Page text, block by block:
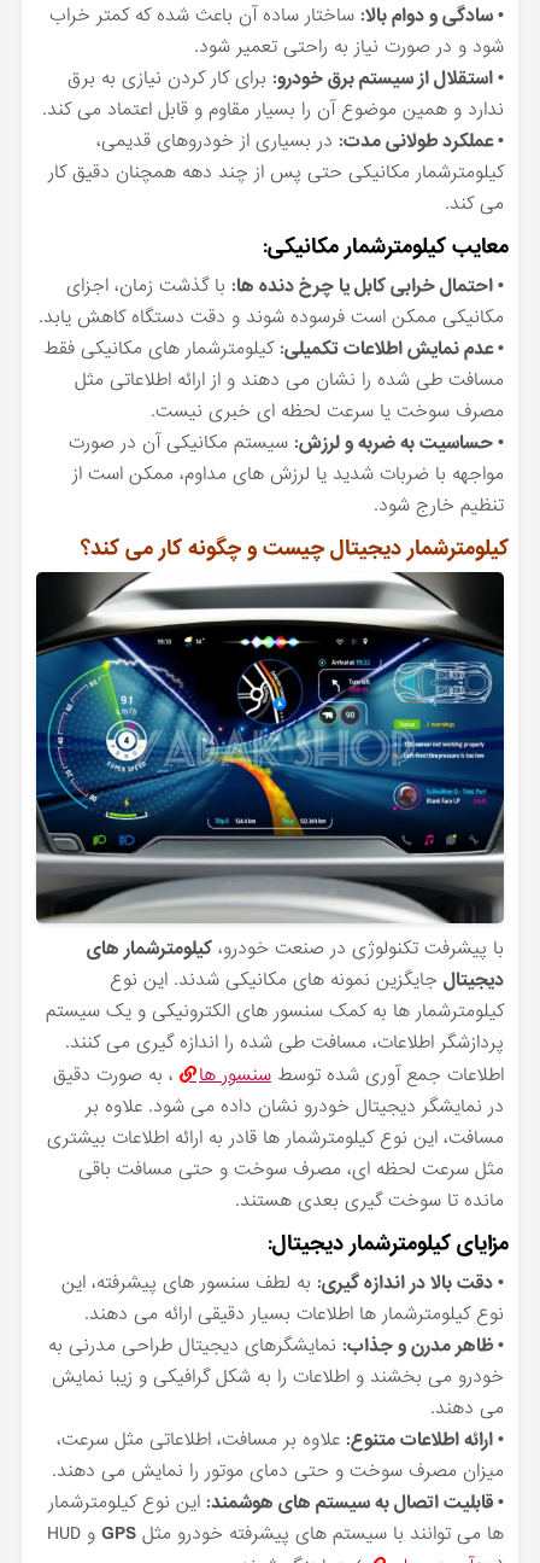
• سادگی و دوام بالا: ساختار ساده آن باعث شده که کمتر خراب
شود و در صورت نیاز به راحتی تعمیر شود.
• استقلال از سیستم برق خودرو: برای کار کردن نیازی به برق
ندارد و همین موضوع آن را بسیار مقاوم و قابل اعتماد می کند.
• عملکرد طولانی مدت: در بسیاری از خودروهای قدیمی،
کیلومترشمار مکانیکی حتی پس از چند دهه همچنان دقیق کار
می کند.
معایب کیلومترشمار مکانیکی:
•احتمال خرابی کابل یا چرخ دنده ها: با گذشت زمان، اجزای
مکانیکی ممکن است فرسوده شوند و دقت دستگاه کاهش یابد.
•عدم نمایش اطلاعات تکمیلی: کیلومترشمار های مکانیکی فقط
مسافت طی شده را نشان می دهند و از ارائه اطلاعاتی مثل
مصرف سوخت یا سرعت لحظه ای خبری نیست.
•حساسیت به ضربه و لرزش: سیستم مکانیکی آن در صورت
مواجهه با ضربات شدید یا لرزش های مداوم، ممکن است از
تنظیم خارج شود.
کیلومترشمار دیجیتال چیست و چگونه کار می کند؟
با پیشرفت تکنولوژی در صنعت خودرو،کیلومترشمار های
دیجیتال جایگزین نمونه های مکانیکی شدند. این نوع
کیلومترشمار ها به کمک سنسور های الکترونیکی و یک سیستم
پردازشگر اطلاعات، مسافت طی شده را اندازه گیری می کنند.
اطلاعات جمع آوری شده توسطسنسور ها
، به صورت دقیق
در نمایشگر دیجیتال خودرو نشان داده می شود. علاوه بر
مسافت، این نوع کیلومترشمار ها قادر به ارائه اطلاعات بیشتری
مثل سرعت لحظه ای، مصرف سوخت و حتی مسافت باقی
مانده تا سوخت گیری بعدی هستند.
مزایای کیلومترشمار دیجیتال:
• دقت بالا در اندازه گیری: به لطف سنسور های پیشرفته، این
نوع کیلومترشمار ها اطلاعات بسیار دقیقی ارائه می دهند.
• ظاهر مدرن و جذاب: نمایشگرهای دیجیتال طراحی مدرنی به
خودرو می بخشند و اطلاعات را به شکل گرافیکی و زیبا نمایش
می دهند.
• ارائه اطلاعات متنوع: علاوه بر مسافت، اطلاعاتی مثل سرعت،
میزان مصرف سوخت و حتی دمای موتور را نمایش می دهند.
• قابلیت اتصال به سیستم های هوشمند: این نوع کیلومترشمار
ها می توانند با سیستم های پیشرفته خودرو مثلGPS
و HUD